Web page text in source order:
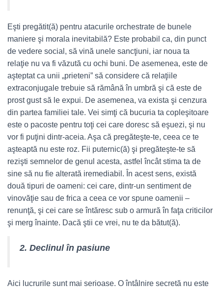
Eşti pregătit(ă) pentru atacurile orchestrate de bunele
maniere şi morala inevitabilă? Este probabil ca, din punct
de vedere social, să vină unele sancţiuni, iar noua ta
relaţie nu va fi văzută cu ochi buni. De asemenea, este de
aşteptat ca unii „prieteni” să considere că relaţiile
extraconjugale trebuie să rămână în umbră şi că este de
prost gust să le expui. De asemenea, va exista şi cenzura
din partea familiei tale. Vei simţi că bucuria ta copleşitoare
este o pacoste pentru toţi cei care doresc să eşuezi, şi nu
vor fi puţini dintr-aceia. Aşa că pregăteşte-te, ceea ce te
aşteaptă nu este roz. Fii puternic(ă) şi pregăteşte-te să
rezişti semnelor de genul acesta, astfel încât stima ta de
sine să nu fie alterată iremediabil. În acest sens, există
două tipuri de oameni: cei care, dintr-un sentiment de
vinovăţie sau de frica a ceea ce vor spune oamenii –
renunţă, şi cei care se întăresc sub o armură în faţa criticilor
şi merg înainte. Dacă ştii ce vrei, nu te da bătut(ă).
2. Declinul în pasiune
Aici lucrurile sunt mai serioase. O întâlnire secretă nu este